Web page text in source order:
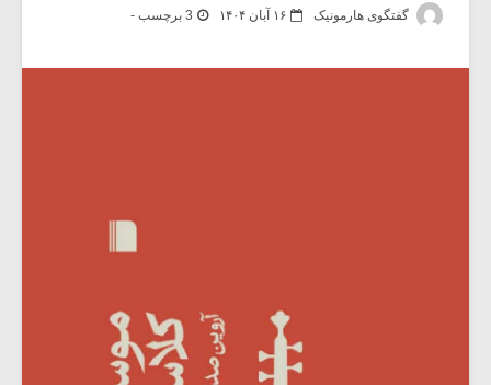
گفتگوی هارمونیک ۱۶ آبان ۱۴۰۴ 3 برچسب -